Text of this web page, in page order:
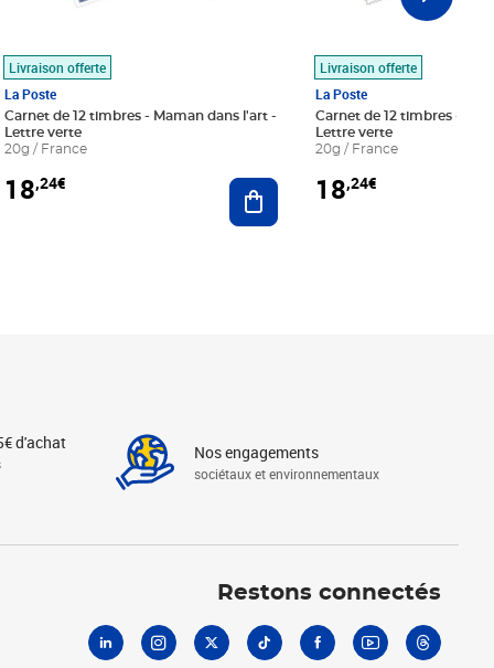
au panier
Livraison offerte
La Poste
Carnet de 12 timbres - Maman dans l'art -
Lettre verte
20g / France
18,24€ Ajouter au panier
Livraison offerte
La Poste
Carnet de 12 timbres - Le
Lettre verte
20g / France
18,24€
d'achat Nos engagements
sociétaux et environnementaux
Restons connectés